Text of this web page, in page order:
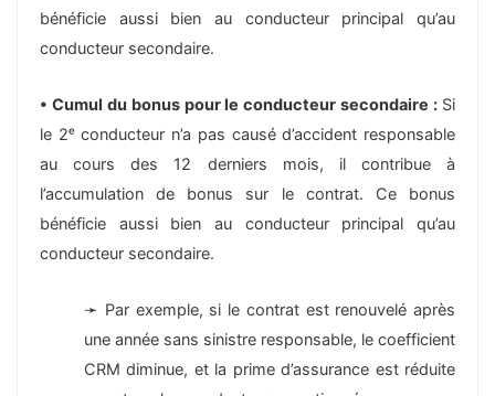
bénéficie aussi bien au conducteur principal qu’au
conducteur secondaire.
• Cumul du bonus pour le conducteur secondaire : Si
le 2ᵉ conducteur n’a pas causé d’accident responsable
au cours des 12 derniers mois, il contribue à
l’accumulation de bonus sur le contrat. Ce bonus
bénéficie aussi bien au conducteur principal qu’au
conducteur secondaire.
➛ Par exemple, si le contrat est renouvelé après
une année sans sinistre responsable, le coefficient
CRM diminue, et la prime d’assurance est réduite